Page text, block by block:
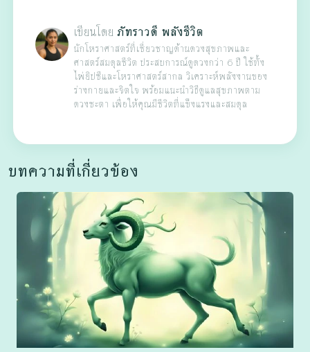
เขียนโดย ภัทราวดี พลังชีวิต
นักโหราศาสตร์ที่เชี่ยวชาญด้านดวงสุขภาพและ
ศาสตร์สมดุลชีวิต ประสบการณ์ดูดวงกว่า 6 ปี ใช้ทั้ง
ไพ่ยิปซีและโหราศาสตร์สากล วิเคราะห์พลังงานของ
ร่างกายและจิตใจ พร้อมแนะนำวิธีดูแลสุขภาพตาม
ดวงชะตา เพื่อให้คุณมีชีวิตที่แข็งแรงและสมดุล
บทความที่เกี่ยวข้อง